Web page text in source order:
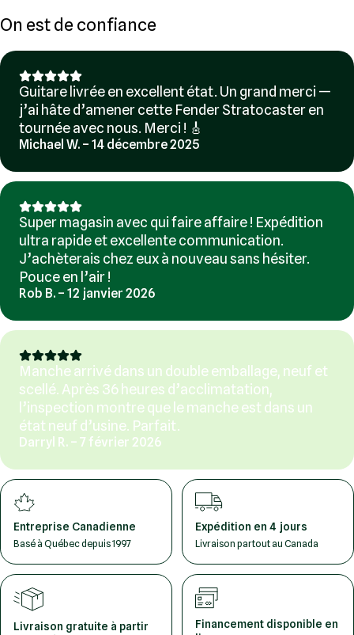
On est de confiance
Guitare livrée en excellent état. Un grand merci —
j’ai hâte d’amener cette Fender Stratocaster en
tournée avec nous. Merci ! 🎸
Michael W. – 14 décembre 2025
Super magasin avec qui faire affaire ! Expédition
ultra rapide et excellente communication.
J’achèterais chez eux à nouveau sans hésiter.
Pouce en l’air !
Rob B. – 12 janvier 2026
Manche arrivé dans un double emballage, neuf et
scellé. Après 36 heures d’acclimatation,
l’inspection montre que le manche est dans un
état neuf d’usine. Parfait.
Darryl R. – 7 février 2026
Entreprise Canadienne
Basé à Québec depuis 1997
Expédition en 4 jours
Livraison partout au Canada
Livraison gratuite à partir
Financement disponible en